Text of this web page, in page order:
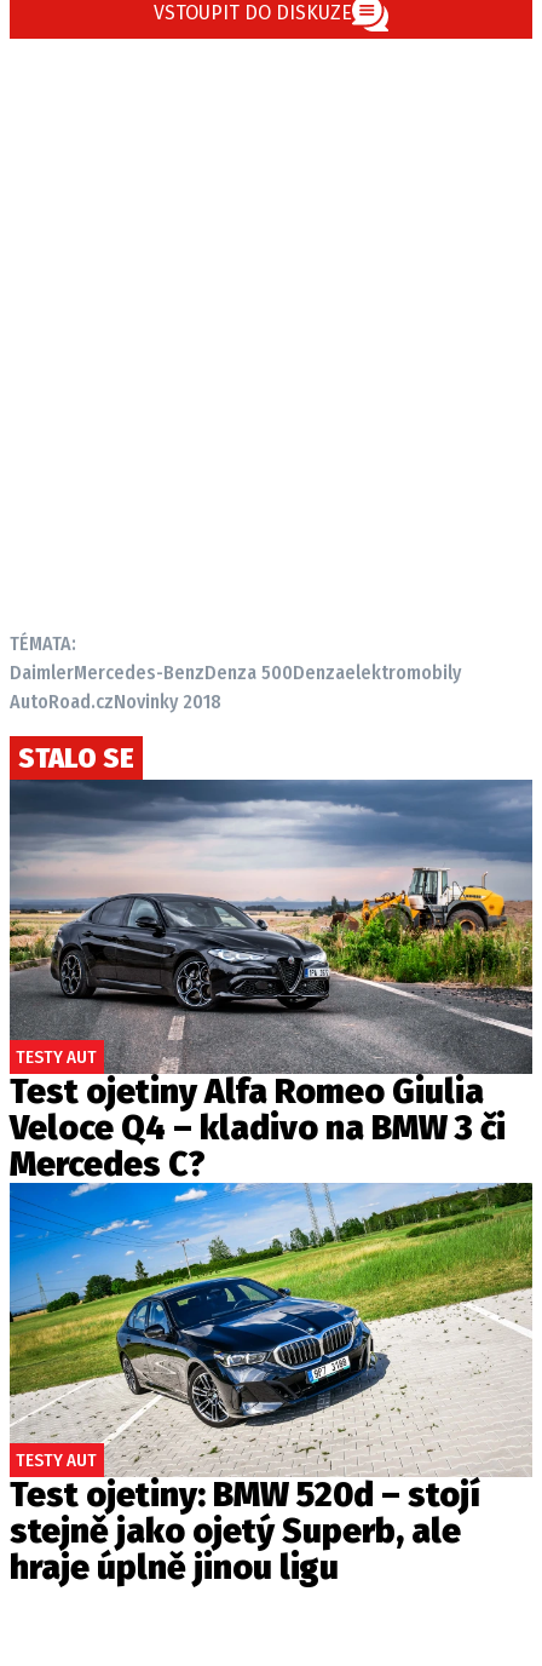
VSTOUPIT DO DISKUZE
TÉMATA:
DaimlerMercedes-BenzDenza 500Denzaelektromobily
AutoRoad.czNovinky 2018
STALO SE
TESTY AUT
Test ojetiny Alfa Romeo Giulia
Veloce Q4 – kladivo na BMW 3 či
Mercedes C?
TESTY AUT
Test ojetiny: BMW 520d – stojí
stejně jako ojetý Superb, ale
hraje úplně jinou ligu